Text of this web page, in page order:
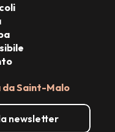
da Saint-Malo
newsletter